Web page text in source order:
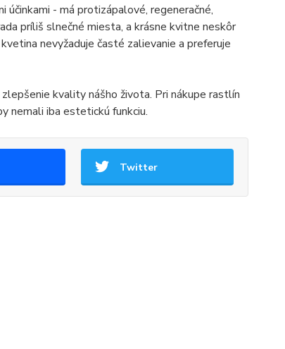
- má protizápalové, regeneračné,
príliš slnečné miesta, a krásne kvitne neskôr
nevyžaduje časté zalievanie a preferuje
kvality nášho života. Pri nákupe rastlín
nemali iba estetickú funkciu.
Twitter